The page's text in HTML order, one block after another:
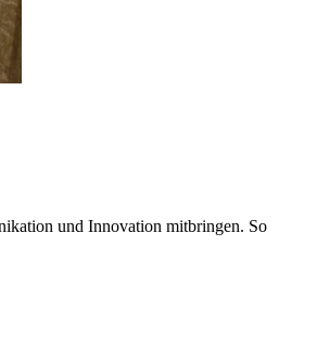
und Innovation mitbringen. So